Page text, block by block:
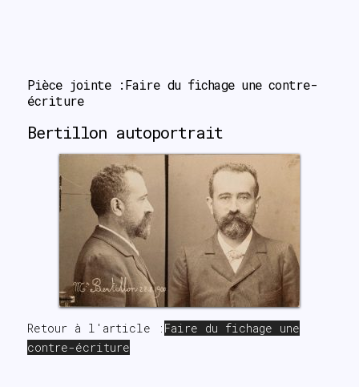
Pièce jointe :Faire du fichage une contre-
écriture
Bertillon autoportrait
Retour à l'article : Faire du fichage une
contre-écriture